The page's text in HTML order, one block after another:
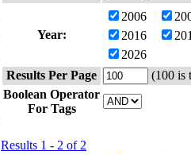
Year:
2006
2016
2026
Results Per Page
(100 is
Boolean Operator
For Tags
Results 1 - 2 of 2